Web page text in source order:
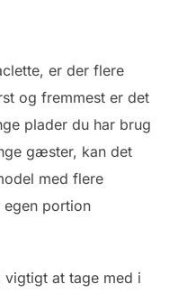
er der flere
og fremmest er det
plader du har brug
gæster, kan det
med flere
egen portion
vigtigt at tage med i